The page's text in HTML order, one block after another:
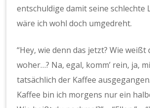
entschuldige damit seine schlechte
wäre ich wohl doch umgedreht.
“Hey, wie denn das jetzt? Wie weißt
woher…? Na, egal, komm’ rein, ja,
tatsächlich der Kaffee
Kaffee bin ich morgens nur ein